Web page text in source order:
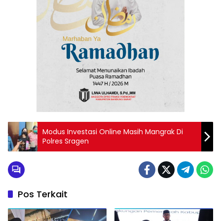
Modus Investasi Online Masih Mangrak Di
Polres Sragen
Pos Terkait